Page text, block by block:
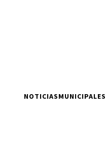
NOTICIASMUNICIPALES